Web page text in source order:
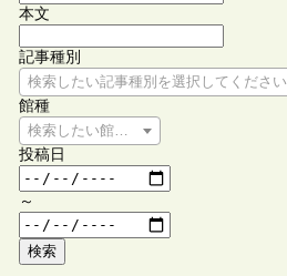
本文
記事種別
検索したい記事種別を選択してください
館種
検索したい館種を選択してください
投稿日
～
検索